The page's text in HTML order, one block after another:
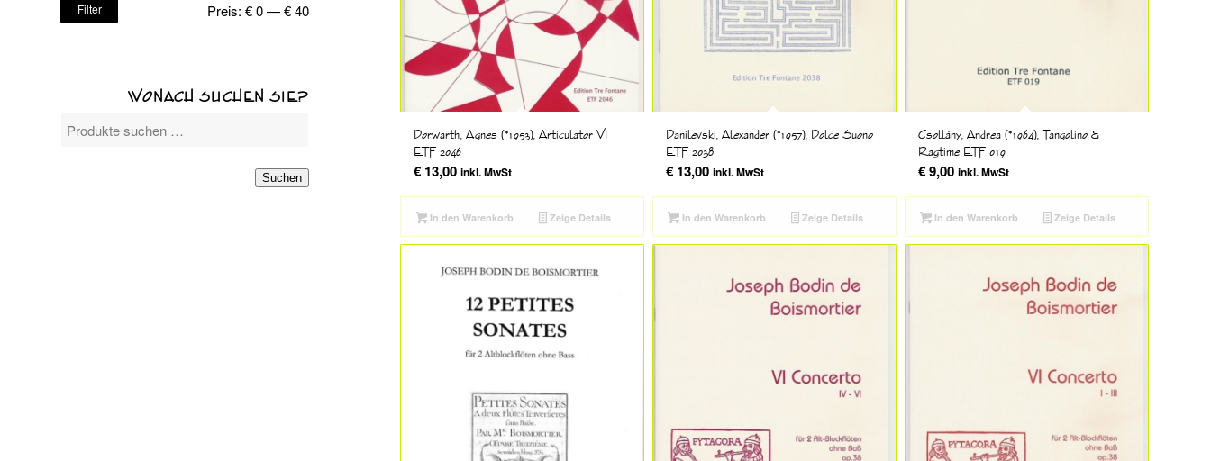
Dorwarth, Agnes (*1953), Articulator VI
ETF 2046
€13,00 inkl. MwSt
In den Warenkorb Zeige Details
Danilevski, Alexander (*1957), Dolce Suono
ETF 2038
€13,00 inkl. MwSt
In den Warenkorb Zeige Details
Csollány, Andrea (*1964), Tangolino &
Ragtime ETF 019
€9,00 inkl. MwSt
In den Warenkorb Zeige Details
Filter Preis: € 0—€ 40
WONACH SUCHEN SIE?
Suchen